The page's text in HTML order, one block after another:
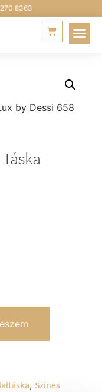
8363
by Dessi 658
, Színes